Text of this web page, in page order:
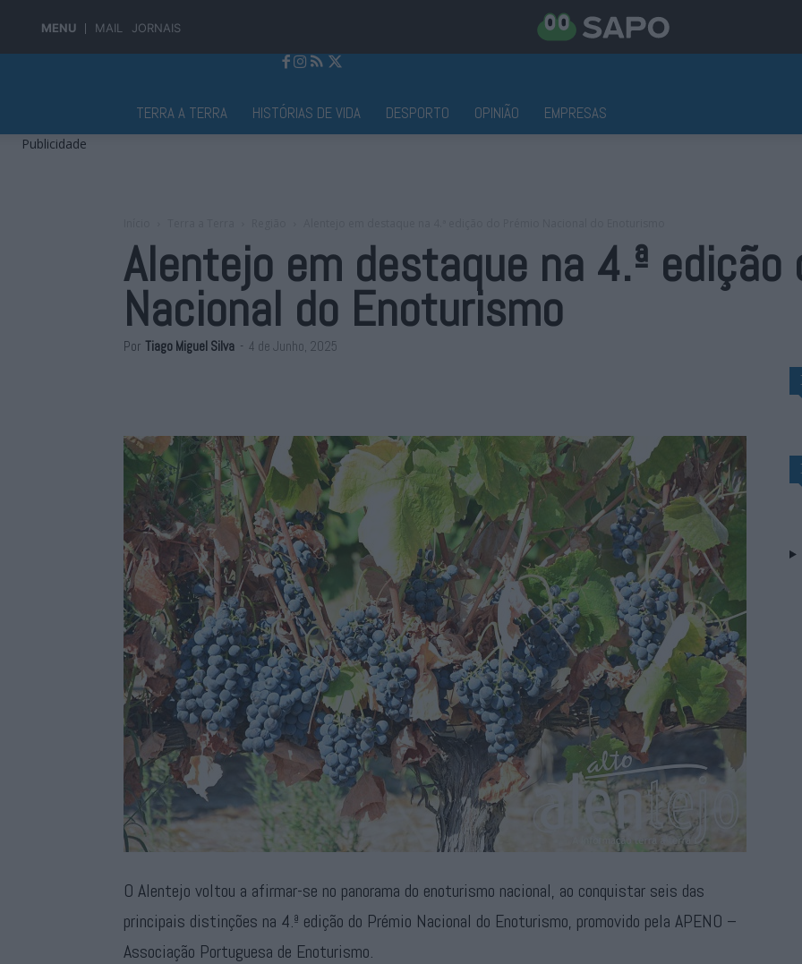
MENU MAIL JORNAIS
TERRA A TERRA HISTÓRIAS DE VIDA DESPORTO OPINIÃO EMPRESAS
Publicidade
Alentejo em destaque na 4.ª edição
Nacional do Enoturismo
Por Tiago Miguel Silva - 4 de Junho, 2025
O Alentejo voltou a afirmar-se no panorama do enoturismo nacional, ao conquistar seis das
principais distinções na 4.ª edição do Prémio Nacional do Enoturismo, promovido pela APENO –
Associação Portuguesa de Enoturismo.